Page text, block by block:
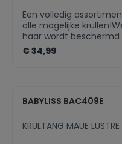
Een volledig
alle mogelijke
haar wordt
aan. Omdat uw haar
altijd aanpassen aan
en zeker de
€ 34,99
BABYLISS BAC409E
KRULTANG MAUE